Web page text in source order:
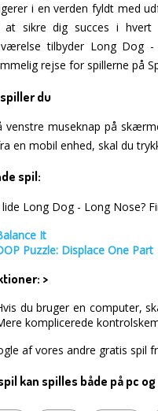
i en verden fyldt med
sikre dig succes i hvert
tilbyder Long Dog
rejse for spillerne på
du
venstre museknap på
en mobil enhed, skal du
spil:
lide Long Dog - Long Nose?
It
Puzzle: Displace One Part
>
du bruger en computer,
komplicerede
af vores andre gratis spil
kan spilles både på pc